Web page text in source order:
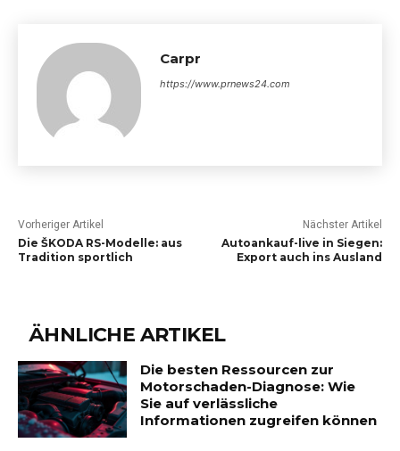
Carpr
https://www.prnews24.com
Vorheriger Artikel
Die ŠKODA RS-Modelle: aus
Tradition sportlich
Nächster Artikel
Autoankauf-live in Siegen:
Export auch ins Ausland
ÄHNLICHE ARTIKEL
Die besten Ressourcen zur
Motorschaden-Diagnose: Wie
Sie auf verlässliche
Informationen zugreifen können